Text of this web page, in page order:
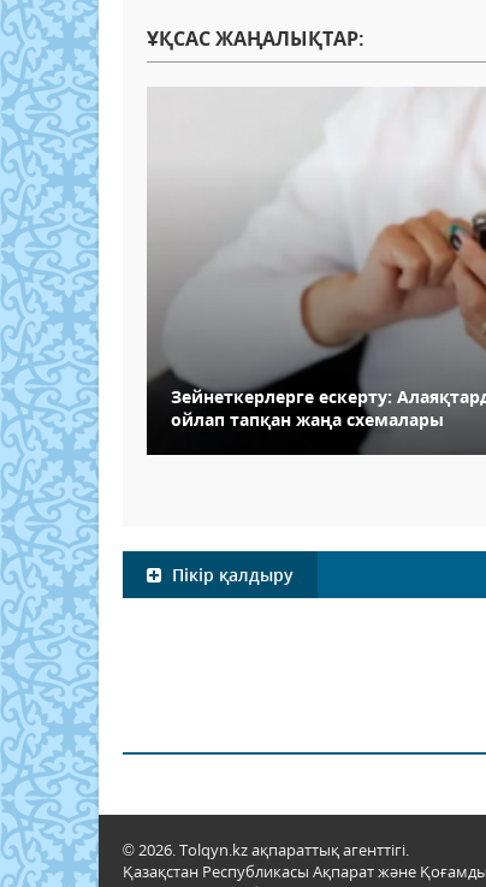
ҰҚСАС ЖАҢАЛЫҚТАР:
Зейнеткерлерге ескерту:
ойлап тапқан жаңа схемалары
Пікір қалдыру
© 2026. Tolqyn.kz ақпараттық агенттігі.
Қазақстан Республикасы Ақпарат және